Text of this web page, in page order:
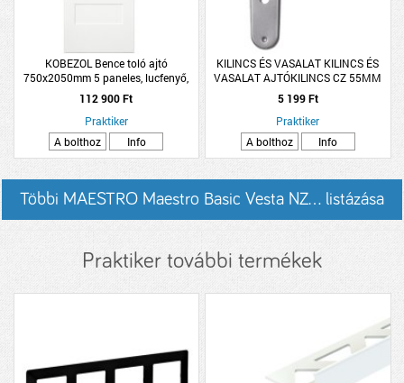
KOBEZOL Bence toló ajtó
750x2050mm 5 paneles, lucfenyő,
fehér, vasalattal
112 900 Ft
Praktiker
A bolthoz
Info
KILINCS ÉS VASALAT KILINCS ÉS
VASALAT AJTÓKILINCS CZ 55MM
ALUMÍNIUM CALA F1
5 199 Ft
Praktiker
A bolthoz
Info
Többi MAESTRO Maestro Basic Vesta NZ... listázása
Praktiker további termékek